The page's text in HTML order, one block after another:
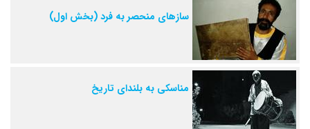
سازهای منحصر به فرد (بخش اول)
مناسکی به بلندای تاریخ